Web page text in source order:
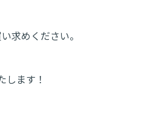
求めください。
ます！